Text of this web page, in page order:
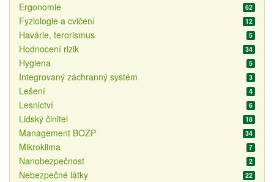
Ergonomie 62
Fyziologie a cvičení 12
Havárie, terorismus 5
Hodnocení rizik 34
Hygiena 5
Integrovaný záchranný systém 3
Lešení 4
Lesnictví 6
Lidský činitel 18
Management BOZP 34
Mikroklima 7
Nanobezpečnost 2
Nebezpečné látky 22